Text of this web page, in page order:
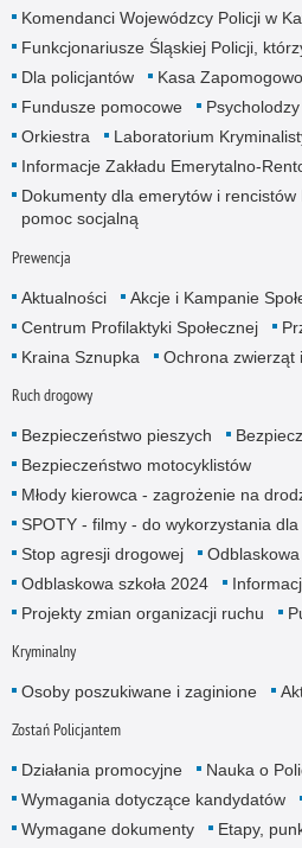
Komendanci Wojewódzcy Policji w
Funkcjonariusze Śląskiej Policji,
Dla policjantów
Kasa
Fundusze pomocowe
Orkiestra
Laboratorium
Informacje Zakładu Emerytalno-
Dokumenty dla emerytów i
pomoc socjalną
Prewencja
Aktualności
Akcje i Kampanie
Centrum Profilaktyki Społecznej
Kraina Sznupka
Ochrona zwierząt
Ruch drogowy
Bezpieczeństwo pieszych
Bezpieczeństwo motocyklistów
Młody kierowca - zagrożenie na
SPOTY - filmy - do wykorzystania dla
Stop agresji drogowej
Odblaskowa
Odblaskowa szkoła 2024
Projekty zmian organizacji ruchu
Kryminalny
Osoby poszukiwane i zaginione
Zostań Policjantem
Działania promocyjne
Nauka o
Wymagania dotyczące kandydatów
Wymagane dokumenty
Etapy,